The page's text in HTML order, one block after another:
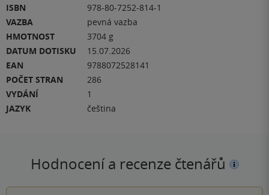
ISBN
978-80-7252-814-1
VAZBA
pevná vazba
HMOTNOST
3704 g
DATUM DOTISKU
15.07.2026
EAN
9788072528141
POČET STRAN
286
VYDÁNÍ
1
JAZYK
čeština
Hodnocení a recenze čtenářů